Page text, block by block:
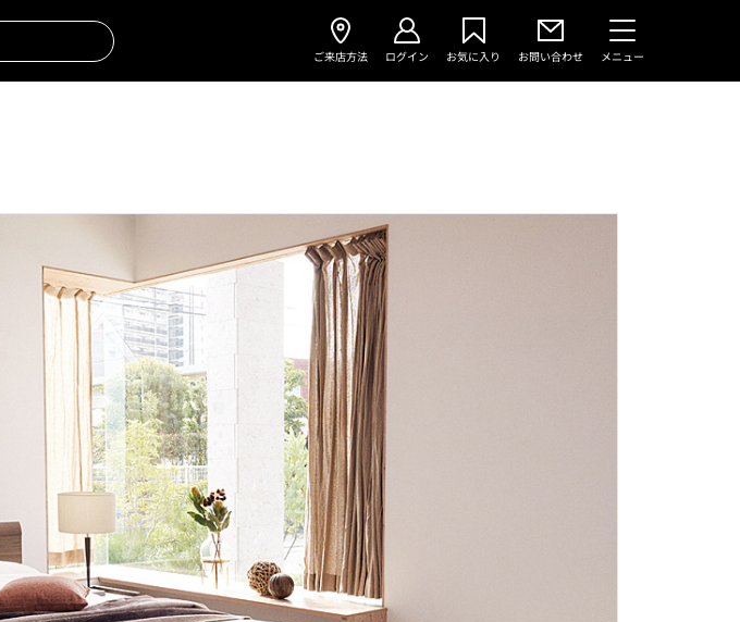
ご来店方法 ログイン お気に入り お問い合わせ メニュー